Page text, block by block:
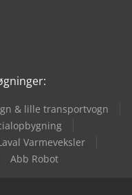
& lille transportvogn
Varmeveksler
Abb Robot